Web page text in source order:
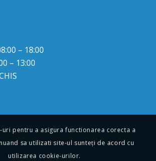
– 18:00
– 13:00
-Hari Pet : Cabinet medical veterinar-Enfold
uri pentru a asigura functionarea corecta a
sa utilizati site-ul sunteți de acord cu
utilizarea cookie-urilor.